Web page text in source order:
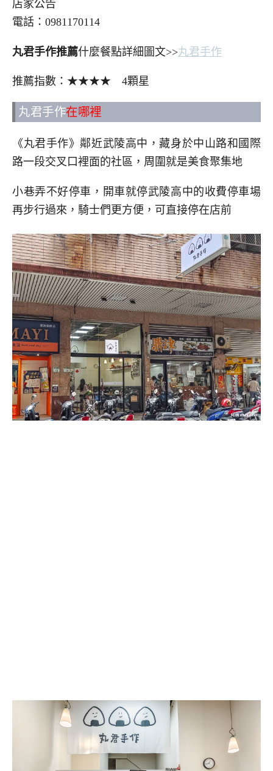
店家公告
電話：0981170114
丸君手作推薦什麼餐點詳細圖文>>丸君手作
推薦指數：★★★★ 4顆星
丸君手作在哪裡
《丸君手作》鄰近武陵高中，藏身於中山路和國際
路一段交叉口裡面的社區，周圍就是美食聚集地
小巷弄不好停車，開車就停武陵高中的收費停車場
再步行過來，騎士們更方便，可直接停在店前